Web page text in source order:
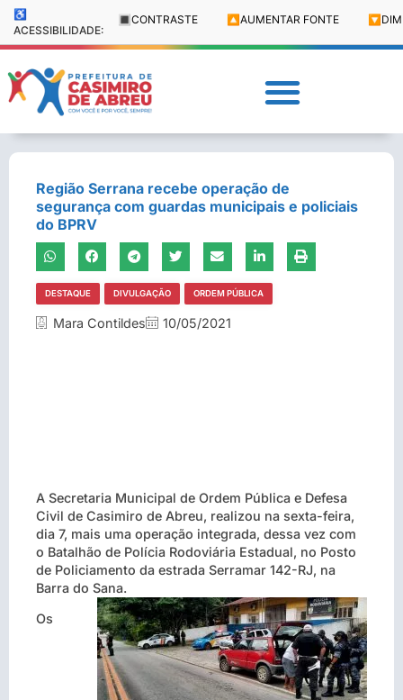
♿
ACESSIBILIDADE:
🔳 CONTRASTE 🔼 AUMENTAR FONTE 🔽
Região Serrana recebe operação de
segurança com guardas municipais e policiais
do BPRV
DESTAQUE DIVULGAÇÃO ORDEM PÚBLICA
Mara Contildes 10/05/2021
A Secretaria Municipal de Ordem Pública e Defesa
Civil de Casimiro de Abreu, realizou na sexta-feira,
dia 7, mais uma operação integrada, dessa vez com
o Batalhão de Polícia Rodoviária Estadual, no Posto
de Policiamento da estrada Serramar 142-RJ, na
Barra do Sana.
Os